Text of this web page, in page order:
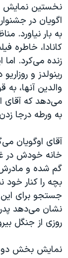
نخستین نمایش
اگویان در
به بار نیاورد.
زنده می‌کرد. اما
رینولدز و
والدین آنها،
می‌دهد که آقای
به ورطه درجا
آقای اوگویان
خانه خودش در
گم شده و مادرش
بچه را کنار خود
جستجو برای
نشان می‌دهد پدر
روزی از جنگل
نمایش بخش دوم